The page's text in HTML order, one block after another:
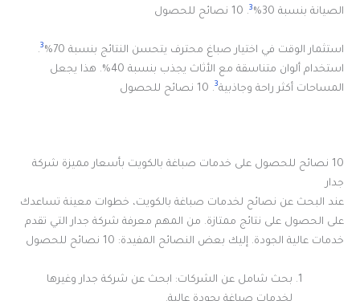
الصيانة بنسبة 30%
3. 10 نصائح للحصول
استثمار الوقت في اختيار صباغ محترف يتحسن النتائج بنسبة 70% 3
.
استخدام ألوان متناسقة مع الأثاث يجذب بنسبة 40%. هذا يجعل
المساحات أكثر راحة وجاذبية3. 10 نصائح للحصول
10 نصائح للحصول على خدمات صباغة بالكويت بأسعار مميزة شركة
جدار
عند البحث عن نصائح لخدمات صباغة بالكويت، خطوات معينة تساعدك
على الحصول على نتائج ممتازة. من المهم معرفة شركة جدار التي تقدم
خدمات عالية الجودة. إليك بعض النصائح المفيدة: 10 نصائح للحصول
بحث شامل عن الشركات: ابحث عن شركة جدار وغيرها